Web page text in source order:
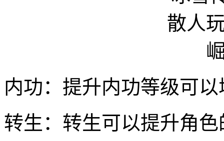
内功：提升内功等级可
转生：转生可以提升角